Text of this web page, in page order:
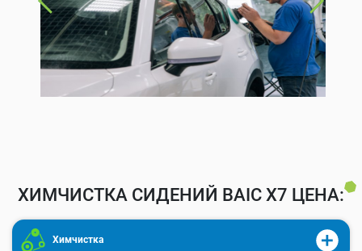
ХИМЧИСТКА СИДЕНИЙ BAIC X7 ЦЕНА:
Химчистка